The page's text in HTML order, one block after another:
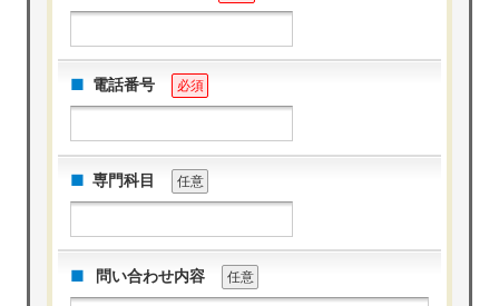
電話番号 必須
専門科目 任意
問い合わせ内容 任意